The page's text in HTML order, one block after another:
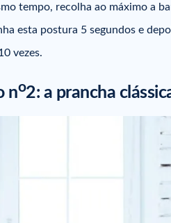
tempo, recolha ao máximo a
esta postura 5 segundos e
vezes.
no2: a prancha